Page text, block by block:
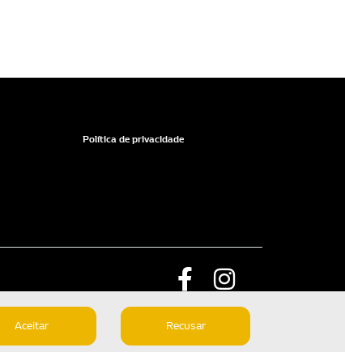
Política de privacidade
Aceitar Recusar